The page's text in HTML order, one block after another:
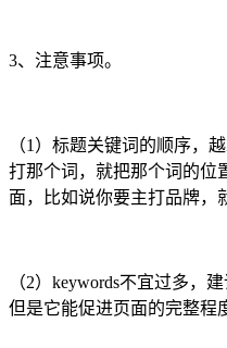
3、注意事项。
（1）标题关键词的顺序，
打那个词，就把那个词的位
面，比如说你要主打品牌，
（2）keywords不宜过多，
但是它能促进页面的完整程